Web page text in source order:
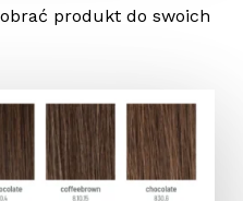
produkt do swoich